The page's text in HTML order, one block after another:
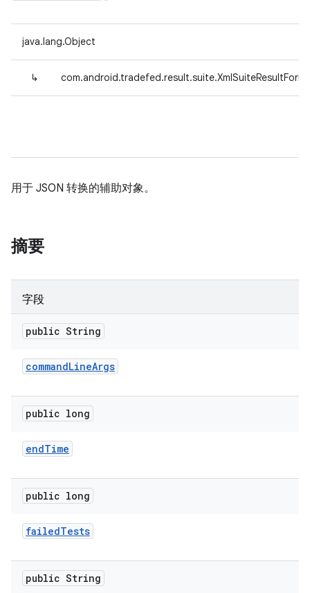
java.lang.Object
↳
用于 JSON 转换的辅助对象。
摘要
字段
public String
commandLineArgs
public long
endTime
public long
failedTests
public String